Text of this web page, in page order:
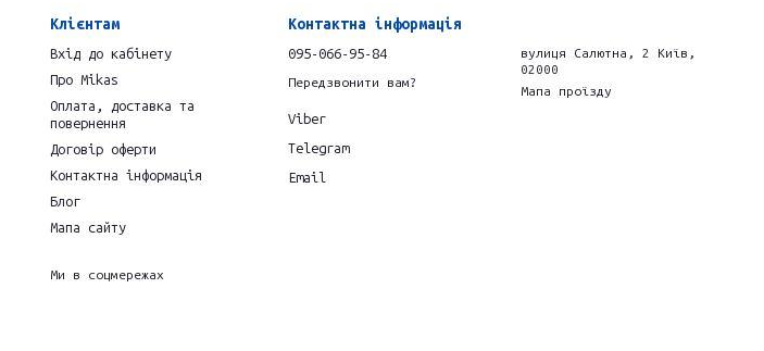
Клієнтам
Вхід до кабінету
Про Mikas
Оплата, доставка та
повернення
Договір оферти
Контактна інформація
Блог
Мапа сайту
Ми в соцмережах
Контактна інформація
095-066-95-84
Передзвонити вам?
Viber
Telegram
Email
вулиця Салютна, 2 Київ,
02000
Мапа проїзду